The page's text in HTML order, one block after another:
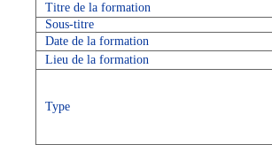
Titre de la formation
Sous-titre
Date de la formation
Lieu de la formation
Type